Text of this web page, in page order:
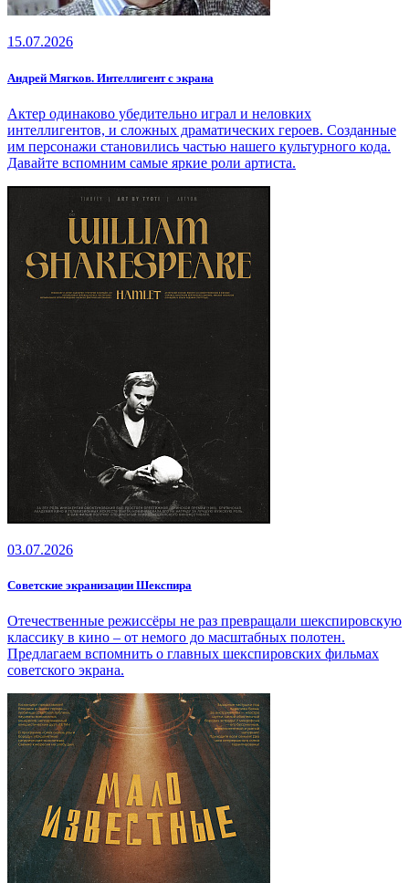
15.07.2026
Андрей Мягков. Интеллигент с экрана
Актер одинаково убедительно играл и неловких
интеллигентов, и сложных драматических героев. Созданные
им персонажи становились частью нашего культурного кода.
Давайте вспомним самые яркие роли артиста.
03.07.2026
Советские экранизации Шекспира
Отечественные режиссёры не раз превращали шекспировскую
классику в кино – от немого до масштабных полотен.
Предлагаем вспомнить о главных шекспировских фильмах
советского экрана.